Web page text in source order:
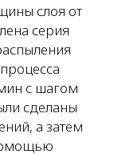
слоя от
серия
с шагом
сделаны
а затем